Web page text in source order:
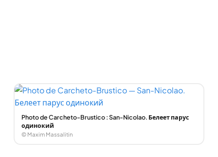
Photo de Carcheto-Brustico : San-Nicolao. Белеет парус
одинокий
© Maxim Massalitin